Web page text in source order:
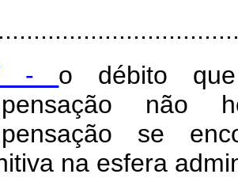
- o débito
não
se
na esfera